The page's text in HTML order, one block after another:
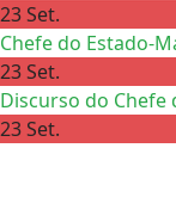
23 Set.
Chefe do Estado-
23 Set.
Discurso do Chefe
23 Set.